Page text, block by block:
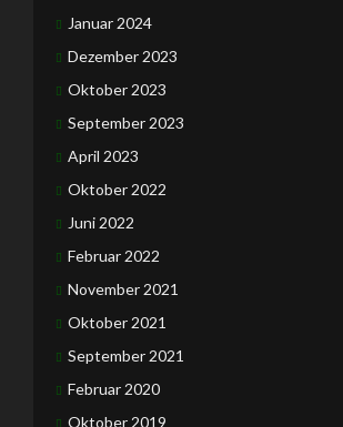
Januar 2024
Dezember 2023
Oktober 2023
September 2023
April 2023
Oktober 2022
Juni 2022
Februar 2022
November 2021
Oktober 2021
September 2021
Februar 2020
Oktober 2019